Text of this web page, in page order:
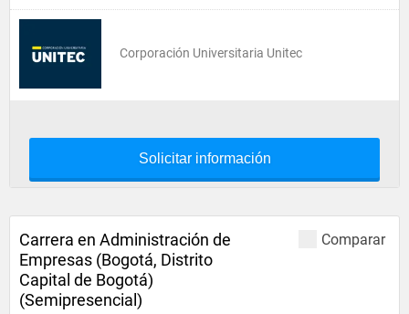
Corporación Universitaria Unitec
Solicitar información
Comparar
Carrera en Administración de
Empresas (Bogotá, Distrito
Capital de Bogotá)
(Semipresencial)